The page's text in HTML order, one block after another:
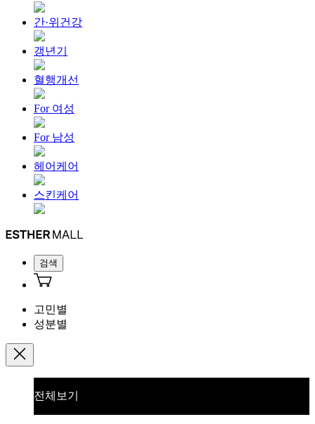
간·위건강
갱년기
혈행개선
For 여성
For 남성
헤어케어
스킨케어
검색
고민별
성분별
전체보기